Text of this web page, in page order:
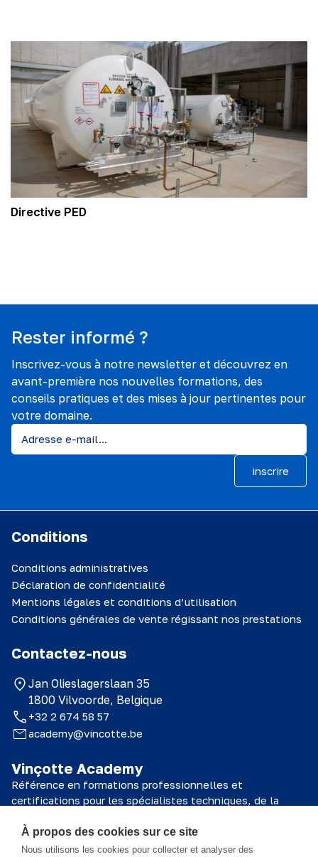
Directive PED
Rester informé ?
Inscrivez-vous à notre newsletter et découvrez en
avant-première nos nouvelles formations, des
conseils pratiques et des mises à jour pertinentes pour
votre domaine.
inscrire
Vinçotte Academy
Référence en formations professionnelles et
certifications pour les spécialistes techniques, de la
© 2026 Vinçotte Academy
Conditions
Conditions administratives
Déclaration de confidentialité
Mentions légales et conditions d’utilisation
Conditions générales de vente régissant nos prestations
Contactez-nous
Jan Olieslagerslaan 35
1800 Vilvoorde, Belgique
+32 2 674 58 57
academy@vincotte.be
À propos des cookies sur ce site
Nous utilisons les cookies pour collecter et analyser des